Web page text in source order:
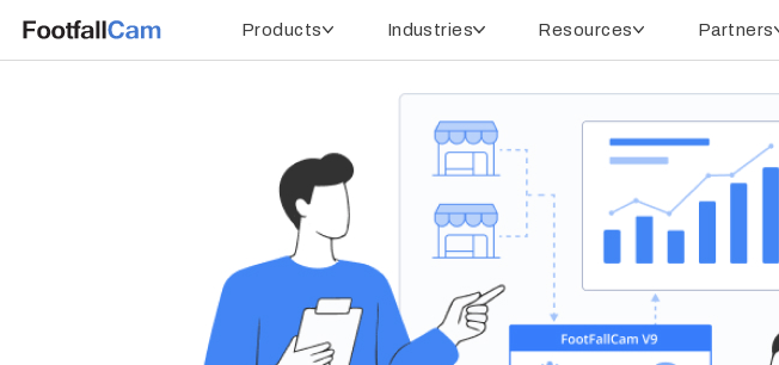
Products Industries Resources Partners